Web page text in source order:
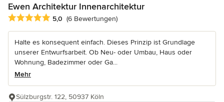
Ewen Architektur Innenarchitektur
Durchschnittliche Bewertung: 5 von 5 Sternen
5,0 (6 Bewertungen)
Halte es konsequent einfach. Dieses Prinzip ist Grundlage
unserer Entwurfsarbeit. Ob Neu- oder Umbau, Haus oder
Wohnung, Badezimmer oder Ga...
Mehr
Sülzburgstr. 122, 50937 Köln